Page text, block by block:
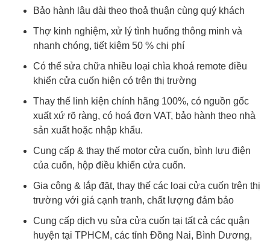
Bảo hành lâu dài theo thoả thuận cùng quý khách
Thợ kinh nghiệm, xử lý tình huống thông minh và
nhanh chóng, tiết kiệm 50 % chi phí
Có thể sửa chữa nhiều loại chìa khoá remote điều
khiển cửa cuốn hiện có trên thị trường
Thay thế linh kiện chính hãng 100%, có nguồn gốc
xuất xứ rõ ràng, có hoá đơn VAT, bảo hành theo nhà
sản xuất hoặc nhập khẩu.
Cung cấp & thay thế motor cửa cuốn, bình lưu điện
của cuốn, hộp điều khiển cửa cuốn.
Gia công & lắp đặt, thay thế các loại cửa cuốn trên thị
trường với giá cạnh tranh, chất lượng đảm bảo
Cung cấp dịch vụ sửa cửa cuốn tại tất cả các quận
huyện tại TPHCM, các tỉnh Đồng Nai, Bình Dương,